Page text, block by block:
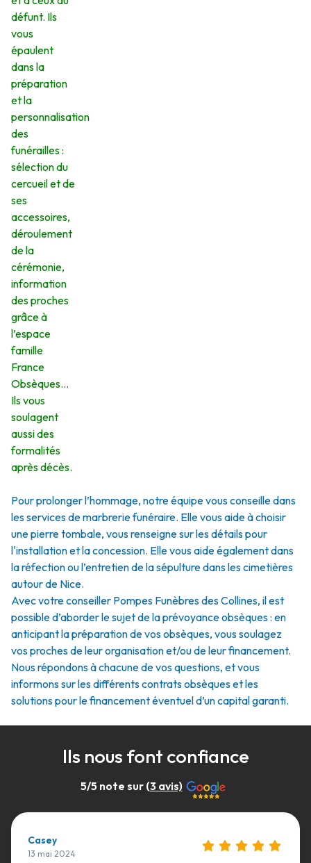
défunt. Ils
vous
épaulent
dans la
préparation
et la
personnalisation
des
funérailles :
sélection du
cercueil et de
ses
accessoires,
déroulement
de la
cérémonie,
information
des proches
grâce à
l’espace
famille
France
Obsèques…
Ils vous
soulagent
aussi des
formalités
après décès.
Pour prolonger l’hommage, notre équipe vous conseille dans
les services de marbrerie funéraire. Elle vous aide à choisir
une pierre tombale, vous renseigne sur les détails pour
l'installation et la concession. Elle vous aide également dans
la réfection ou l’entretien de la sépulture dans les cimetières
autour de Nice.
Avec votre conseiller Pompes Funèbres des Collines, il est
possible d’aborder le sujet de la prévoyance obsèques : en
anticipant la préparation de vos obsèques, vous soulagez
vos proches de leur organisation et/ou de leur financement.
Nous répondons à chacune de vos questions, et vous
informons sur les différents contrats obsèques et les
solutions pour le financement éventuel d’un capital garanti.
Ils nous font confiance
5/5 note sur (3avis)
Casey
13 mai 2024